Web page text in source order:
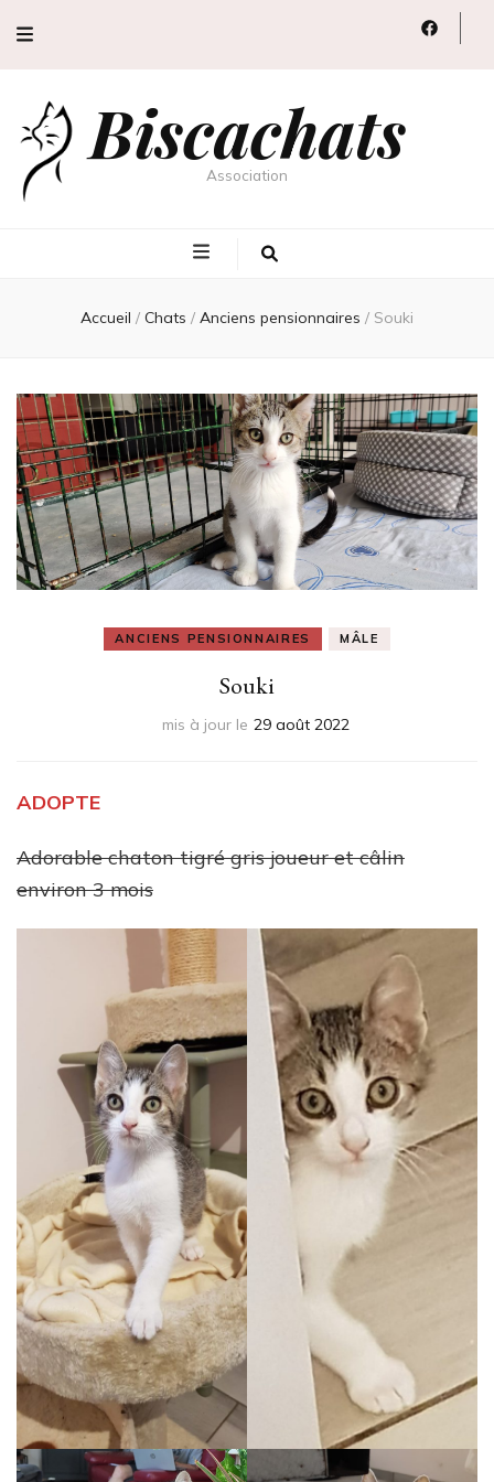
Biscachats
Association
Accueil / Chats / Anciens pensionnaires / Souki
ANCIENS PENSIONNAIRES MÂLE
Souki
mis à jour le 29 août 2022
ADOPTE
Adorable chaton tigré gris joueur et câlin
environ 3 mois